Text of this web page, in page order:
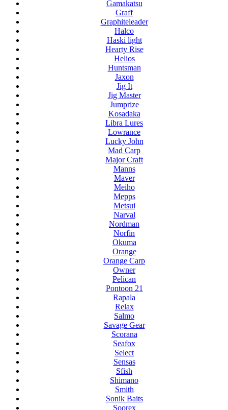
Gamakatsu
Graff
Graphiteleader
Halco
Haski light
Hearty Rise
Helios
Huntsman
Jaxon
Jig It
Jig Master
Jumprize
Kosadaka
Libra Lures
Lowrance
Lucky John
Mad Carp
Major Craft
Manns
Maver
Meiho
Mepps
Metsui
Narval
Nordman
Norfin
Okuma
Orange
Orange Carp
Owner
Pelican
Pontoon 21
Rapala
Relax
Salmo
Savage Gear
Scorana
Seafox
Select
Sensas
Sfish
Shimano
Smith
Sonik Baits
Soorex